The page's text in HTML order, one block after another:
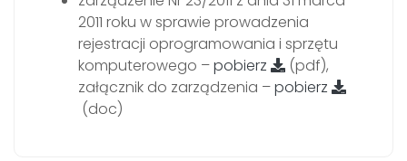
2011 roku w sprawie prowadzenia
rejestracji oprogramowania i sprzętu
komputerowego –pobierz
(pdf),
załącznik do zarządzenia –pobierz
(doc)